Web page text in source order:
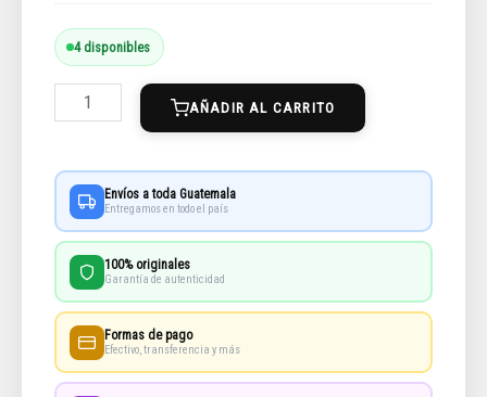
4 disponibles
El
cantidad
AÑADIR AL CARRITO
Envíos a toda Guatemala
Entregamos en todo el país
100% originales
Garantía de autenticidad
Formas de pago
Efectivo, transferencia y más